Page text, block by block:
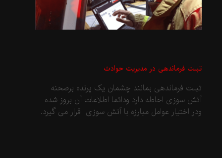
تبلت فرماندهی در مدیریت حوادث
تبلت فرماندهی بمانند چشمان یک پرنده برصحنه
آتش سوزی احاطه دارد ودائما اطلاعات آن بروز شده
ودر اختیار عوامل مبارزه با آتش سوزی قرار می گیرد.